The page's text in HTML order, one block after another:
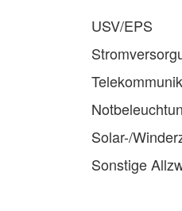
USV/EPS
Solar-/
Sonstige